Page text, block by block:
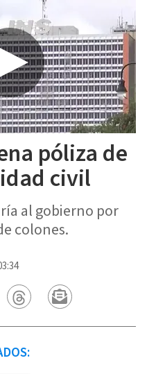
póliza de
civil
al gobierno por
colones.